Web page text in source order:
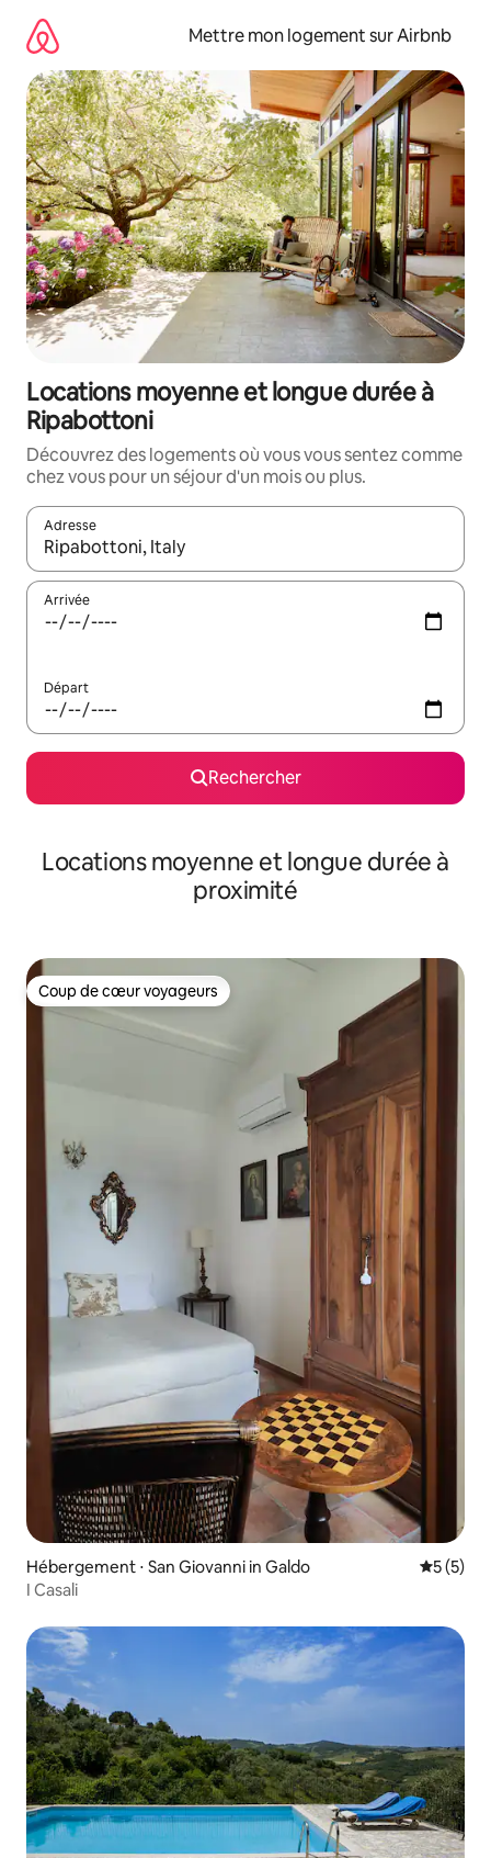
directement
contenu
Mettre mon logement sur Airbnb
Locations moyenne et longue durée à
Ripabottoni
Découvrez des logements où vous vous sentez comme
chez vous pour un séjour d'un mois ou plus.
Adresse
Lorsque les résultats s'affichent, utilisez les flèches vers le
Arrivée
Départ
Rechercher
Locations moyenne et longue durée à
proximité
Coup de cœur voyageurs
Coup de cœur voyageurs
Hébergement ⋅ San Giovanni in Galdo
5 (5)
I Casali